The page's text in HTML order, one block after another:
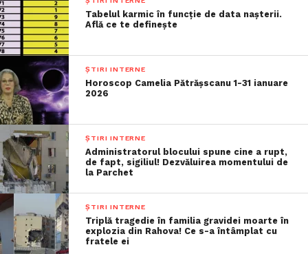
Tabelul karmic în funcție de data nașterii.
Află ce te definește
ȘTIRI INTERNE
Horoscop Camelia Pătrășscanu 1-31 ianuare
2026
ȘTIRI INTERNE
Administratorul blocului spune cine a rupt,
de fapt, sigiliul! Dezvăluirea momentului de
la Parchet
ȘTIRI INTERNE
Triplă tragedie în familia gravidei moarte în
explozia din Rahova! Ce s-a întâmplat cu
fratele ei